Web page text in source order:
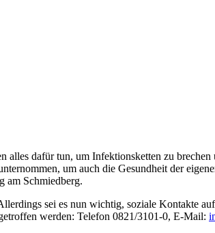
dafür tun, um Infektionsketten zu brechen
um auch die Gesundheit der
am Schmiedberg.
sei es nun wichtig, soziale Kontakte
werden: Telefon 0821/3101-0, E-Mail: